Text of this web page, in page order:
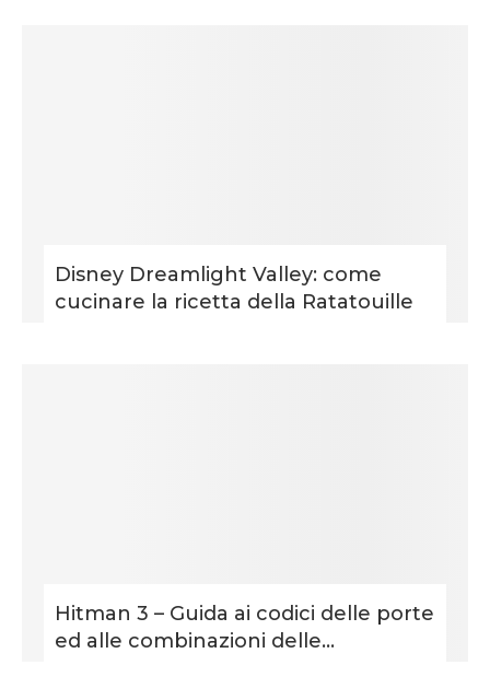
Disney Dreamlight Valley: come
cucinare la ricetta della Ratatouille
Hitman 3 – Guida ai codici delle porte
ed alle combinazioni delle...